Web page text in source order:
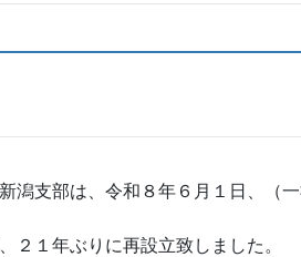
潟支部は、令和８年６月１日、（
２１年ぶりに再設立致しました。